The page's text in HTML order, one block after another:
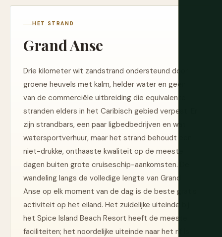
HET STRAND
Grand Anse
Drie kilometer wit zandstrand ondersteund door
groene heuvels met kalm, helder water en geen
van de commerciële uitbreiding die equivalente
stranden elders in het Caribisch gebied verpest. Er
zijn strandbars, een paar ligbedbedrijven en wat
watersportverhuur, maar het strand behoudt een
niet-drukke, onthaaste kwaliteit op de meeste
dagen buiten grote cruiseschip-aankomsten. De
wandeling langs de volledige lengte van Grand
Anse op elk moment van de dag is de beste gratis
activiteit op het eiland. Het zuidelijke uiteinde bij
het Spice Island Beach Resort heeft de meeste
faciliteiten; het noordelijke uiteinde naar het rif is